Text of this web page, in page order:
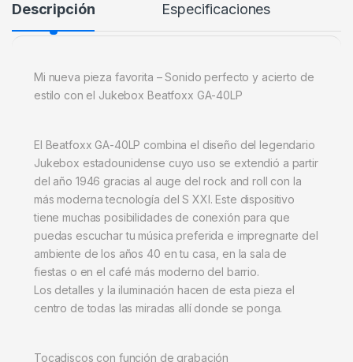
Descripción Especificaciones
Mi nueva pieza favorita – Sonido perfecto y acierto de
estilo con el Jukebox Beatfoxx GA-40LP
El Beatfoxx GA-40LP combina el diseño del legendario
Jukebox estadounidense cuyo uso se extendió a partir
del año 1946 gracias al auge del rock and roll con la
más moderna tecnología del S XXI. Este dispositivo
tiene muchas posibilidades de conexión para que
puedas escuchar tu música preferida e impregnarte del
ambiente de los años 40 en tu casa, en la sala de
fiestas o en el café más moderno del barrio.
Los detalles y la iluminación hacen de esta pieza el
centro de todas las miradas allí donde se ponga.
Tocadiscos con función de grabación